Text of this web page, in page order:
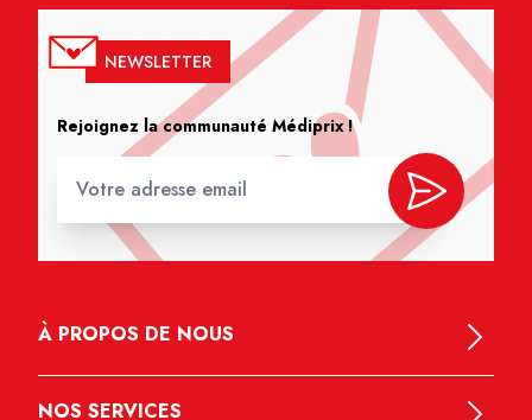
NEWSLETTER
Rejoignez la communauté Médiprix !
À PROPOS DE NOUS
NOS SERVICES